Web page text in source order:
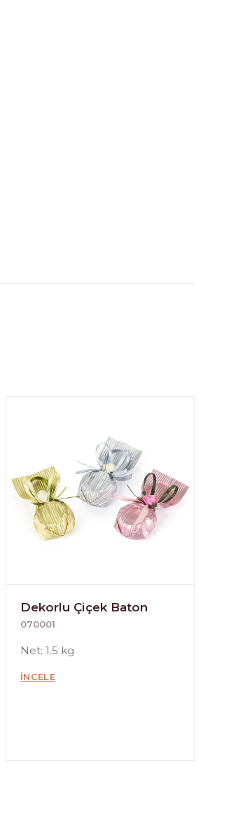
Dekorlu Çiçek Baton
070001
Net: 1.5 kg
İNCELE